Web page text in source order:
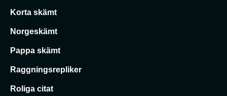
Korta skämt
Norgeskämt
Pappa skämt
Raggningsrepliker
Roliga citat